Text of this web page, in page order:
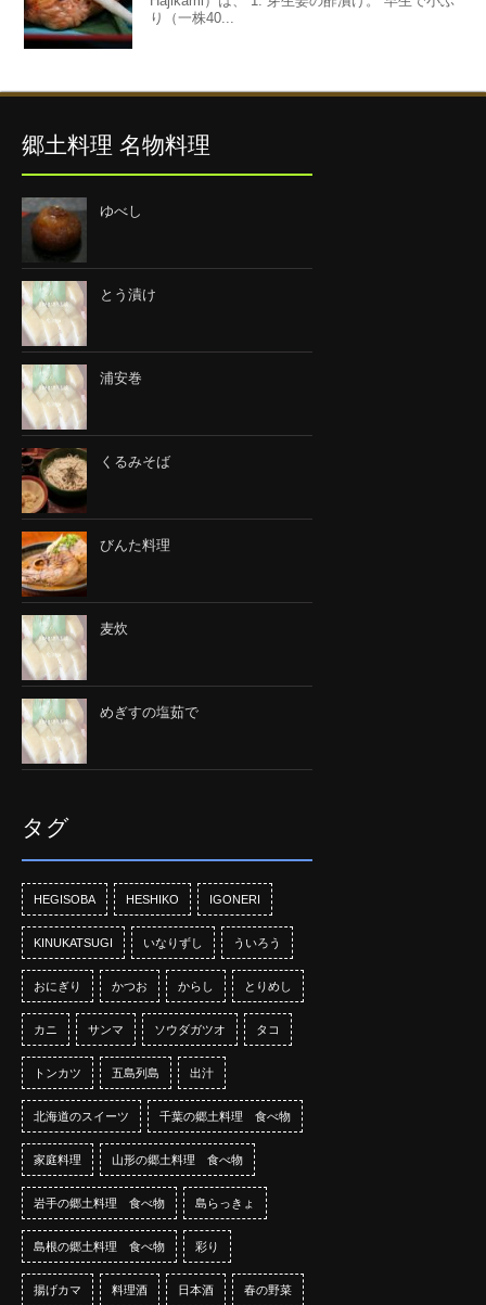
り（一株40...
郷土料理 名物料理
ゆべし
とう漬け
浦安巻
くるみそば
びんた料理
麦炊
めぎすの塩茹で
タグ
HEGISOBA HESHIKO IGONERI
KINUKATSUGI いなりずし ういろう
おにぎり かつお からし とりめし
カニ サンマ ソウダガツオ タコ
トンカツ 五島列島 出汁
北海道のスイーツ 千葉の郷土料理 食べ物
家庭料理 山形の郷土料理 食べ物
岩手の郷土料理 食べ物 島らっきょ
島根の郷土料理 食べ物 彩り
揚げカマ 料理酒 日本酒 春の野菜